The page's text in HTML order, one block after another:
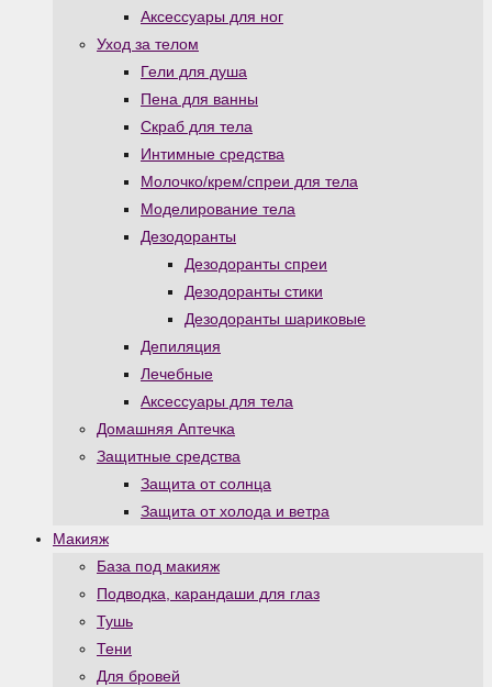
Аксессуары для ног
Уход за телом
Гели для душа
Пена для ванны
Скраб для тела
Интимные средства
Молочко/крем/спреи для тела
Моделирование тела
Дезодоранты
Дезодоранты спреи
Дезодоранты стики
Дезодоранты шариковые
Депиляция
Лечебные
Аксессуары для тела
Домашняя Аптечка
Защитные средства
Защита от солнца
Защита от холода и ветра
Макияж
База под макияж
Подводка, карандаши для глаз
Тушь
Тени
Для бровей